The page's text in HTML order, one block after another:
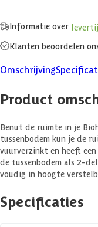
Informatie over
Klanten beoordelen
Omschrijving
Product
Benut de ruimte in je
tussenbodem kun je de
vuurverzinkt en heeft
de tussenbodem als 2-
voudig in hoogte
Specificaties